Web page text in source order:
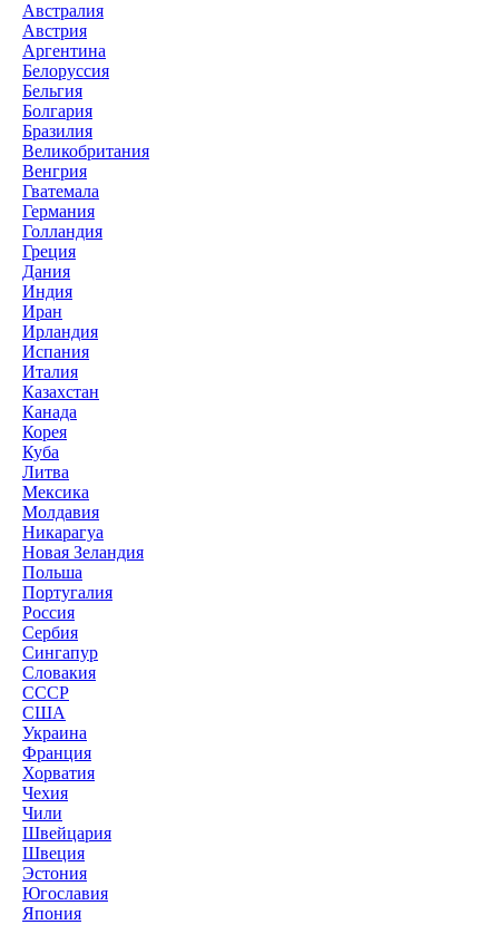
Австралия
Австрия
Аргентина
Белоруссия
Бельгия
Болгария
Бразилия
Великобритания
Венгрия
Гватемала
Германия
Голландия
Греция
Дания
Индия
Иран
Ирландия
Испания
Италия
Казахстан
Канада
Корея
Куба
Литва
Мексика
Молдавия
Никарагуа
Новая Зеландия
Польша
Португалия
Россия
Сербия
Сингапур
Словакия
СССР
США
Украина
Франция
Хорватия
Чехия
Чили
Швейцария
Швеция
Эстония
Югославия
Япония